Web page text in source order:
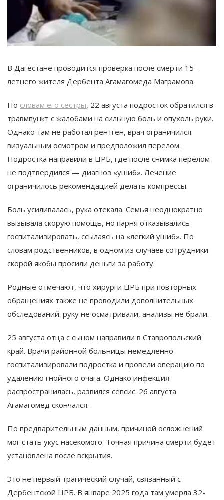
В Дагестане проводится проверка после смерти 15-
летнего жителя Дербента Агамагомеда Маграмова.
По словам его сестры, 22 августа подросток обратился в
травмпункт с жалобами на сильную боль и опухоль руки.
Однако там не работал рентген, врач ограничился
визуальным осмотром и предположил перелом.
Подростка направили в ЦРБ, где после снимка перелом
не подтвердился — диагноз «ушиб». Лечение
ограничилось рекомендацией делать компрессы.
Боль усиливалась, рука отекала. Семья неоднократно
вызывала скорую помощь, но парня отказывались
госпитализировать, ссылаясь на «легкий ушиб». По
словам родственников, в одном из случаев сотрудники
скорой якобы просили деньги за работу.
Родные отмечают, что хирурги ЦРБ при повторных
обращениях также не проводили дополнительных
обследований: руку не осматривали, анализы не брали.
25 августа отца с сыном направили в Ставропольский
край. Врачи районной больницы немедленно
госпитализировали подростка и провели операцию по
удалению гнойного очага. Однако инфекция
распространилась, развился сепсис. 26 августа
Агамагомед скончался.
По предварительным данным, причиной осложнений
мог стать укус насекомого. Точная причина смерти будет
установлена после вскрытия.
Это не первый трагический случай, связанный с
Дербентской ЦРБ. В январе 2025 года там умерла 32-